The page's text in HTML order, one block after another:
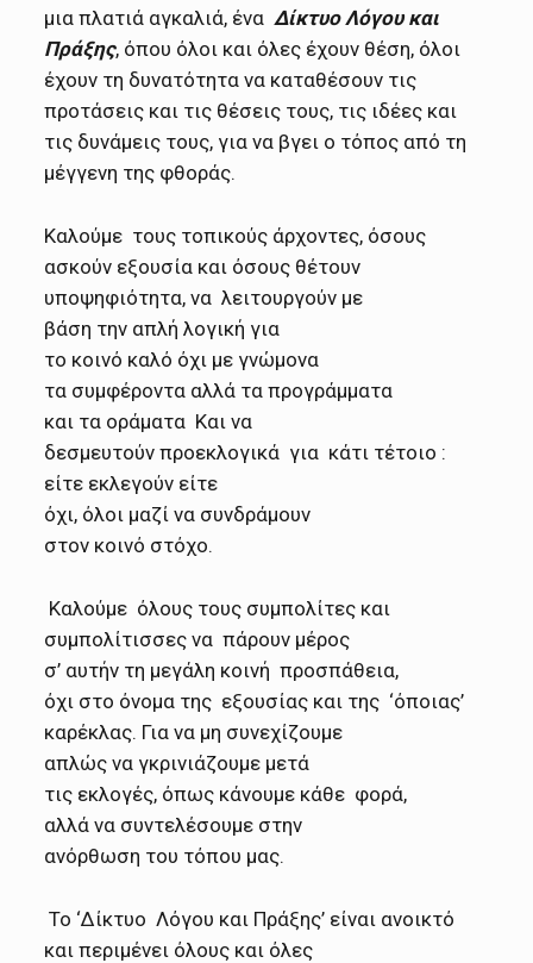
μια πλατιά αγκαλιά, ένα Δίκτυο Λόγου και
Πράξης, όπου όλοι και όλες έχουν θέση, όλοι
έχουν τη δυνατότητα να καταθέσουν τις
προτάσεις και τις θέσεις τους, τις ιδέες και
τις δυνάμεις τους, για να βγει ο τόπος από τη
μέγγενη της φθοράς.
Καλούμε τους τοπικούς άρχοντες, όσους
ασκούν εξουσία και όσους θέτουν
υποψηφιότητα, να λειτουργούν με
βάση την απλή λογική για
το κοινό καλό όχι με γνώμονα
τα συμφέροντα αλλά ταπρογράμματα
και τα οράματα Και να
δεσμευτούν προεκλογικά για κάτι τέτοιο :
είτε εκλεγούν είτε
όχι, όλοι μαζί να συνδράμουν
στον κοινό στόχο.
Καλούμε όλους τους συμπολίτες και
συμπολίτισσες να πάρουν μέρος
σ’ αυτήν τη μεγάλη κοινή προσπάθεια,
όχι στο όνομα της εξουσίας και της ‘όποιας’
καρέκλας. Για να μη συνεχίζουμε
απλώς να γκρινιάζουμε μετά
τις εκλογές, όπως κάνουμε κάθε φορά,
αλλά να συντελέσουμε στην
ανόρθωση του τόπου μας.
Το ‘Δίκτυο Λόγου και Πράξης’ είναι ανοικτό
και περιμένει όλους και όλες